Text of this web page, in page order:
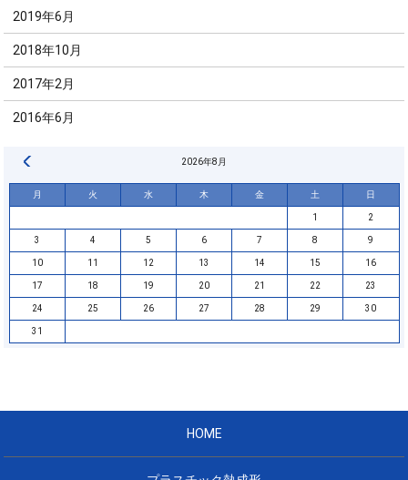
2019年6月
2018年10月
2017年2月
2016年6月
2026年8月
月 火 水 木 金 土 日
1 2
3 4 5 6 7 8 9
10 11 12 13 14 15 16
17 18 19 20 21 22 23
24 25 26 27 28 29 30
31
HOME